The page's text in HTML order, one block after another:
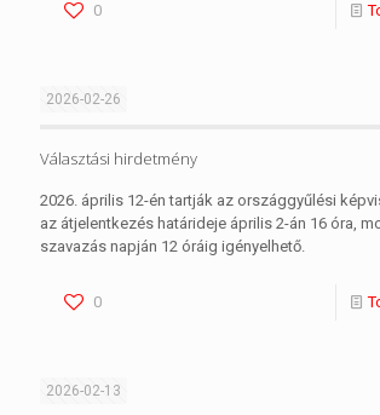
0
2026-02-26
Választási hirdetmény
2026. április 12-én tartják az országgyűlési
az átjelentkezés határideje április 2-án 16 óra,
szavazás napján 12 óráig igényelhető.
0
2026-02-13